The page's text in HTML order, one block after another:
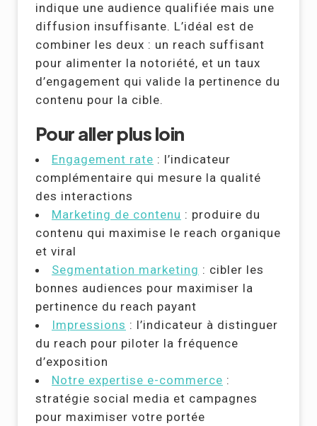
indique une audience qualifiée mais une
diffusion insuffisante. L’idéal est de
combiner les deux : un reach suffisant
pour alimenter la notoriété, et un taux
d’engagement qui valide la pertinence du
contenu pour la cible.
Pour aller plus loin
Engagement rate : l’indicateur
complémentaire qui mesure la qualité
des interactions
Marketing de contenu : produire du
contenu qui maximise le reach organique
et viral
Segmentation marketing : cibler les
bonnes audiences pour maximiser la
pertinence du reach payant
Impressions : l’indicateur à distinguer
du reach pour piloter la fréquence
d’exposition
Notre expertise e-commerce :
stratégie social media et campagnes
pour maximiser votre portée